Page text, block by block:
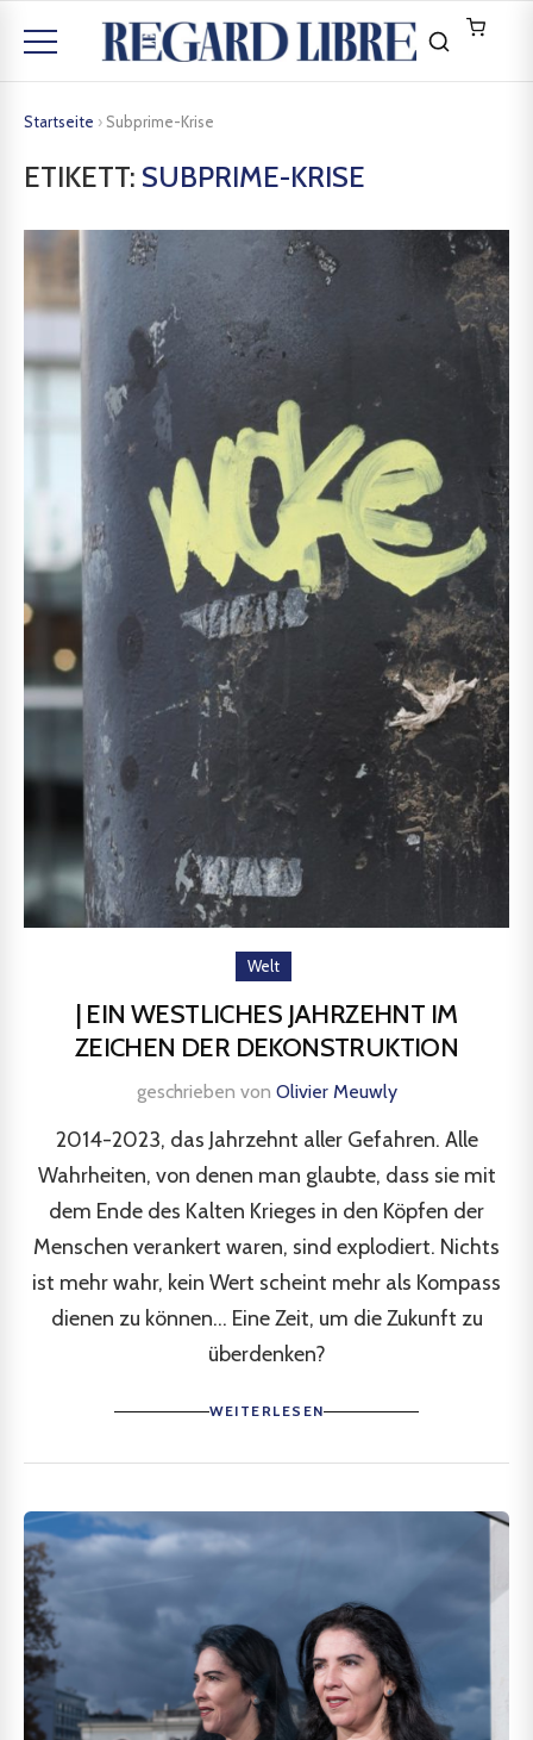
Startseite › Subprime-Krise
ETIKETT: SUBPRIME-KRISE
Welt
| EIN WESTLICHES JAHRZEHNT IM
ZEICHEN DER DEKONSTRUKTION
geschrieben von Olivier Meuwly
2014-2023, das Jahrzehnt aller Gefahren. Alle
Wahrheiten, von denen man glaubte, dass sie mit
dem Ende des Kalten Krieges in den Köpfen der
Menschen verankert waren, sind explodiert. Nichts
ist mehr wahr, kein Wert scheint mehr als Kompass
dienen zu können... Eine Zeit, um die Zukunft zu
überdenken?
WEITERLESEN